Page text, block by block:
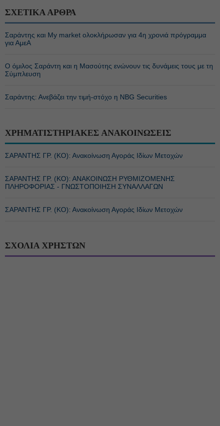
ΣΧΕΤΙΚΑ ΑΡΘΡΑ
Σαράντης και My market ολοκλήρωσαν για 4η χρονιά πρόγραμμα
για ΑμεΑ
Ο όμιλος Σαράντη και η Μασούτης ενώνουν τις δυνάμεις τους με τη
Σύμπλευση
Σαράντης: Ανεβάζει την τιμή-στόχο η NBG Securities
ΧΡΗΜΑΤΙΣΤΗΡΙΑΚΕΣ ΑΝΑΚΟΙΝΩΣΕΙΣ
ΣΑΡΑΝΤΗΣ ΓΡ. (ΚΟ): Ανακοίνωση Αγοράς Ιδίων Μετοχών
ΣΑΡΑΝΤΗΣ ΓΡ. (ΚΟ): ΑΝΑΚΟΙΝΩΣΗ ΡΥΘΜΙΖΟΜΕΝΗΣ
ΠΛΗΡΟΦΟΡΙΑΣ - ΓΝΩΣΤΟΠΟΙΗΣΗ ΣΥΝΑΛΛΑΓΩΝ
ΣΑΡΑΝΤΗΣ ΓΡ. (ΚΟ): Ανακοίνωση Αγοράς Ιδίων Μετοχών
ΣΧΟΛΙΑ ΧΡΗΣΤΩΝ